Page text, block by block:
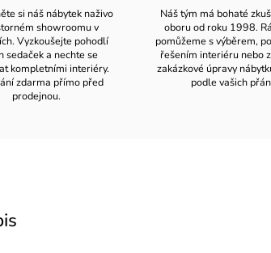
si náš nábytek naživo
showroomu v
Vyzkoušejte pohodlí
sedaček a nechte se
kompletními interiéry.
zdarma přímo před
prodejnou.
Náš tým má bohaté
oboru od roku 1998.
pomůžeme s výběrem,
řešením interiéru nebo
zakázkové úpravy
podle vašich